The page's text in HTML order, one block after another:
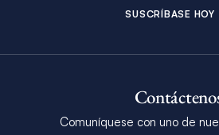
SUSCRÍBASE HOY
Comuníquese con uno de